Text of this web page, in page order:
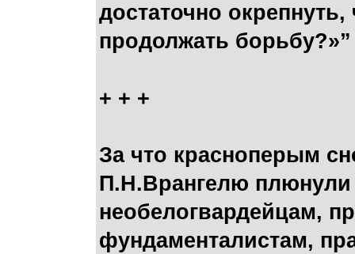
достаточно
продолжать борьбу?»”
+ + +
За что красноперым
П.Н.Врангелю
необелогвардейцам,
фундаменталистам,